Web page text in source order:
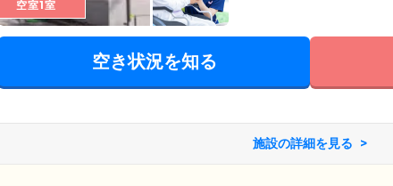
空室1室
空き状況を知る
施設の詳細を見る